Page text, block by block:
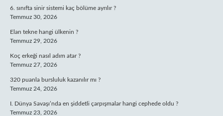
6. sınıfta sinir sistemi kaç bölüme ayrılır ?
Temmuz 30, 2026
Elan tekne hangi ülkenin ?
Temmuz 29, 2026
Koç erkeği nasıl adım atar ?
Temmuz 27, 2026
320 puanla bursluluk kazanılır mı ?
Temmuz 24, 2026
I. Dünya Savaşı’nda en şiddetli çarpışmalar hangi cephede oldu ?
Temmuz 23, 2026